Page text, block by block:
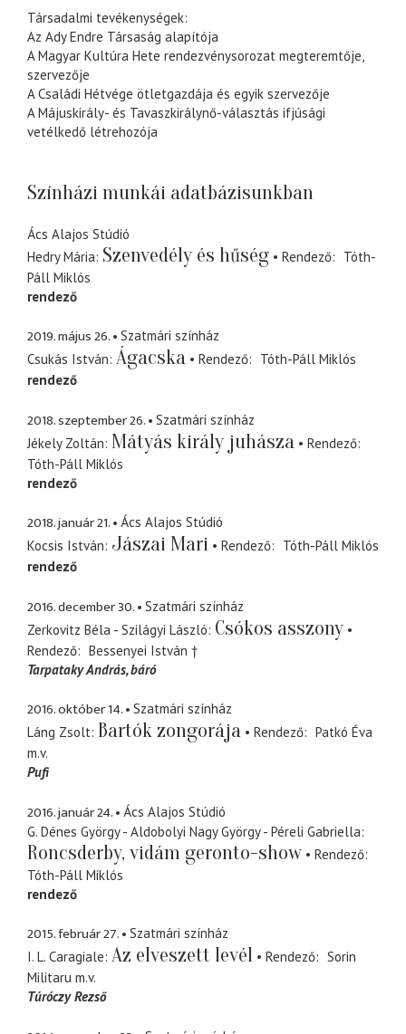
Társadalmi tevékenységek:
Az Ady Endre Társaság alapítója
A Magyar Kultúra Hete rendezvénysorozat megteremtője,
szervezője
A Családi Hétvége ötletgazdája és egyik szervezője
A Májuskirály- és Tavaszkirálynő-választás ifjúsági
vetélkedő létrehozója
Színházi munkái adatbázisunkban
Ács Alajos Stúdió
Hedry Mária Szenvedély és hűség Rendező
Tóth-
Páll Miklós
rendező
2019. május 26.
Szatmári színház
Csukás István Ágacska Rendező
Tóth-Páll Miklós
rendező
2018. szeptember 26.
Szatmári színház
Jékely Zoltán Mátyás király juhásza
Rendező
Tóth-Páll Miklós
rendező
2018. január 21.
Ács Alajos Stúdió
Kocsis István Jászai Mari Rendező
Tóth-Páll Miklós
rendező
2016. december 30.
Szatmári színház
Zerkovitz Béla - Szilágyi László Csókos asszony
Rendező
Bessenyei István †
Tarpataky András báró
2016. október 14.
Szatmári színház
Láng Zsolt Bartók zongorája Rendező
Patkó Éva
m.v.
Pufi
2016. január 24.
Ács Alajos Stúdió
G. Dénes György - Aldobolyi Nagy György - Péreli Gabriella
Roncsderby, vidám geronto-show
Rendező
Tóth-Páll Miklós
rendező
2015. február 27.
Szatmári színház
I. L. Caragiale Az elveszett levél Rendező
Sorin
Militaru m.v.
Túróczy Rezső